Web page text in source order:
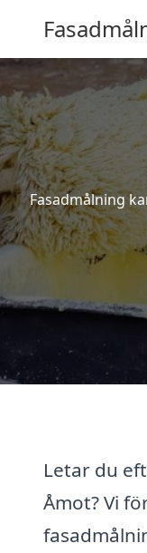
Fasadmålning
Letar du
Åmot? Vi